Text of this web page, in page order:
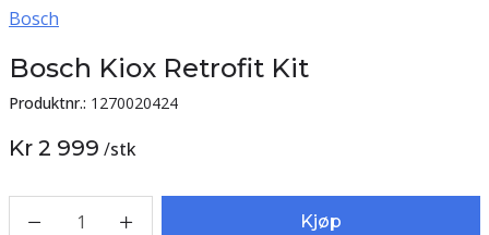
Bosch
Bosch Kiox Retrofit Kit
Produktnr.: 1270020424
Kr 2 999 /stk
1 Kjøp